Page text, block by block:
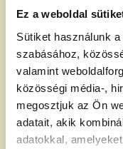
Ez a weboldal
Sütiket használunk
szabásához,
valamint
közösségi média-,
megosztjuk az Ön
adatait, akik
adatokkal,
Zsír:
- amelyből telített
Szénhidrát:
- amelyből cukrok: